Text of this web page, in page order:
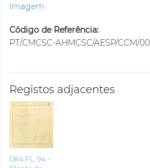
Imagem
Código de Referência:
PT/CMCSC-AHMCSC/AESP/CCM/
Registos adjacentes
084 FL. 94 -